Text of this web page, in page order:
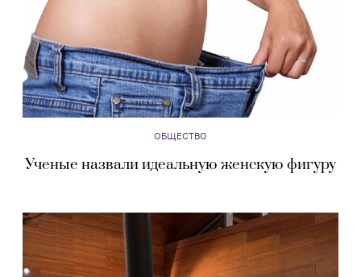
ОБЩЕСТВО
Ученые назвали идеальную женскую фигуру